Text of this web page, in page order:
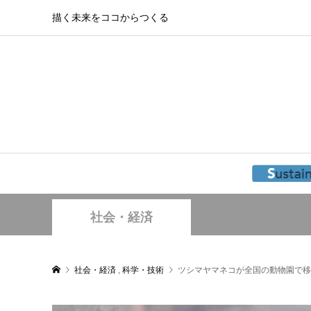
描く未来をココからつくる
社会・経済
社会・経済 , 科学・技術 ツシマヤマネコが全国の動物園で